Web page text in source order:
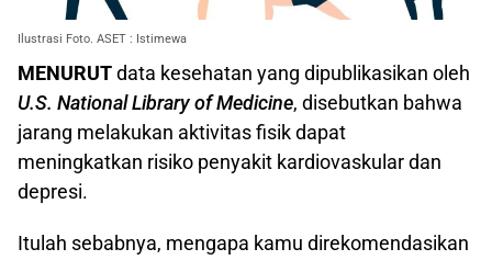
Ilustrasi Foto. ASET : Istimewa
MENURUTdata kesehatan yang dipublikasikan oleh
U.S. National Library of Medicine, disebutkan bahwa
jarang melakukan aktivitas fisik dapat
meningkatkan risiko penyakit kardiovaskular dan
depresi.
Itulah sebabnya, mengapa kamu direkomendasikan